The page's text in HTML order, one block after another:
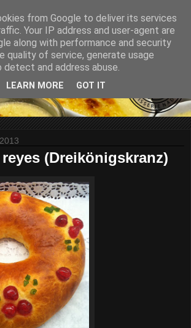
(Dreikönigskranz)
from Google to deliver its services
Your IP address and user-agent are
along with performance and security
quality of service, generate usage
and address abuse.
LEARN MORE GOT IT